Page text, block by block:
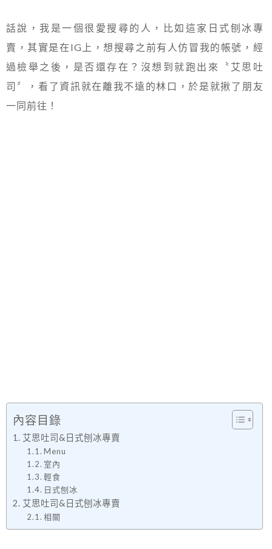
話說，我是一個很愛搜尋的人，比如這家日式刨冰專
賣，其實是在IG上，想搜尋之前有人仿冒我的帳號，經
過檢舉之後，是否還存在？沒想到就跑出來〝艾思吐
司〞，看了資訊就在離我不遠的林口，於是就揪了朋友
一同前往！
內容目錄
艾思吐司&日式刨冰專賣
Menu
室內
輕食
日式刨冰
艾思吐司&日式刨冰專賣
相關